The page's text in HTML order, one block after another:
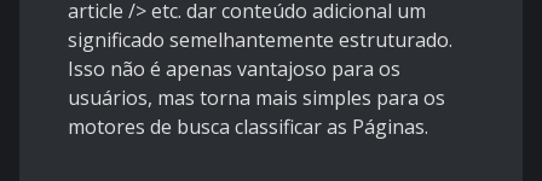
article /> etc. dar conteúdo adicional um
significado semelhantemente estruturado.
Isso não é apenas vantajoso para os
usuários, mas torna mais simples para os
motores de busca classificar as Páginas.